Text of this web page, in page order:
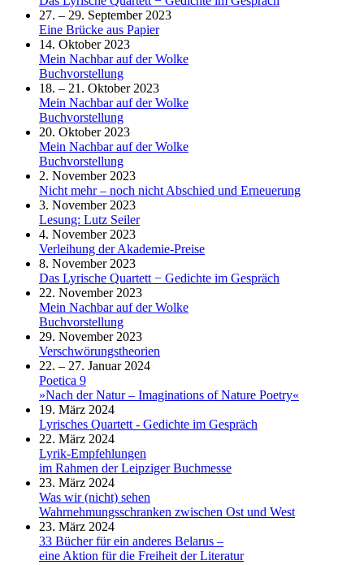
27. – 29. September 2023
Eine Brücke aus Papier
14. Oktober 2023
Mein Nachbar auf der Wolke
Buchvorstellung
18. – 21. Oktober 2023
Mein Nachbar auf der Wolke
Buchvorstellung
20. Oktober 2023
Mein Nachbar auf der Wolke
Buchvorstellung
2. November 2023
Nicht mehr – noch nicht Abschied und Erneuerung
3. November 2023
Lesung: Lutz Seiler
4. November 2023
Verleihung der Akademie-Preise
8. November 2023
Das Lyrische Quartett − Gedichte im Gespräch
22. November 2023
Mein Nachbar auf der Wolke
Buchvorstellung
29. November 2023
Verschwörungstheorien
22. – 27. Januar 2024
Poetica 9
»Nach der Natur – Imaginations of Nature Poetry«
19. März 2024
Lyrisches Quartett - Gedichte im Gespräch
22. März 2024
Lyrik-Empfehlungen
im Rahmen der Leipziger Buchmesse
23. März 2024
Was wir (nicht) sehen
Wahrnehmungsschranken zwischen Ost und West
23. März 2024
33 Bücher für ein anderes Belarus –
eine Aktion für die Freiheit der Literatur